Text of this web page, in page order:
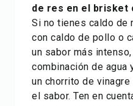
de res en el brisket
Si no tienes caldo de
con caldo de pollo o
un sabor más
combinación de agua
un chorrito de
el sabor. Ten en